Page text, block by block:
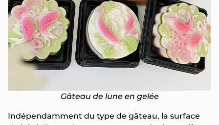
Gâteau de lune en gelée
Indépendamment du type de gâteau, la surface